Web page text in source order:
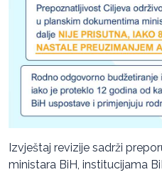
Izvještaj revizije sadrži
ministara BiH, institucijama